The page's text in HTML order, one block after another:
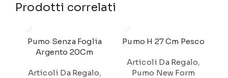
Prodotti correlati
Pumo Senza Foglia
Argento 20Cm
Articoli Da Regalo,
Pumo H 27 Cm Pesco
Articoli Da Regalo,
Pumo New Form